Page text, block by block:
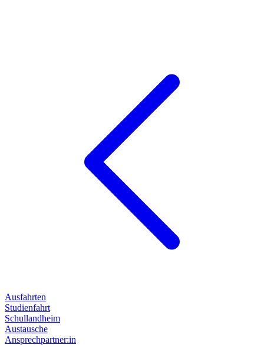
Ausfahrten
Studienfahrt
Schullandheim
Austausche
Ansprechpartner:in